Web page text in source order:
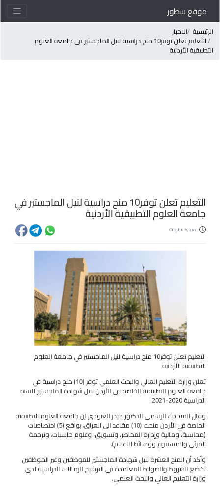
موقع سطور
الرئيسية الاخبار
التعليم تعلن توفر10 منح دراسية لنيل الماجستير في جامعة العلوم
التطبيقية الأردنية
التعليم تعلن توفر10 منح دراسية لنيل الماجستير في
جامعة العلوم التطبيقية الأردنية
منذ 6 سنوات
التعليم تعلن توفر10 منح دراسية لنيل الماجستير في جامعة العلوم
التطبيقية الأردنية
تعلن وزارة التعليم العالي والبحث العلمي توفر (10) منح دراسية في
جامعة العلوم التطبيقية الخاصة في الأردن لنيل شهادة الماجستير للسنة
الدراسية 2020-2021.
وقال المتحدث الرسمي الدكتور حيدر العبودي إن جامعة العلوم التطبيقية
الخاصة في الأردن منحت (10) مقاعد الى العراق، بواقع (5) اختصاصات
(محاسبة، ومالية وإدارة المخاطر، وتسويق، وعلوم حاسبات، وترجمة
المرئي والمسموع ووسائط الاعلام).
وأكد أن المنح العشرة لنيل شهادة الماجستير للموظفين وغير الموظفين
تخضع للشروط والضوابط المعتمدة في الترشيح للزمالات الدراسية لدى
وزارة التعليم العالي والبحث العلمي.